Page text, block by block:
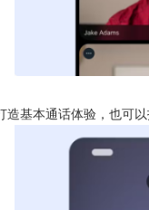
基本通话体验，也可